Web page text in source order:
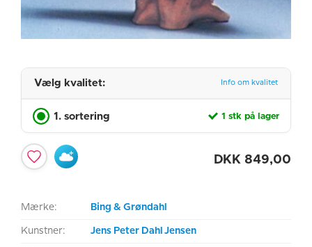
Vælg kvalitet: Info om kvalitet
1. sortering 1 stk på lager
DKK 849,00
Mærke: Bing & Grøndahl
Kunstner: Jens Peter Dahl Jensen